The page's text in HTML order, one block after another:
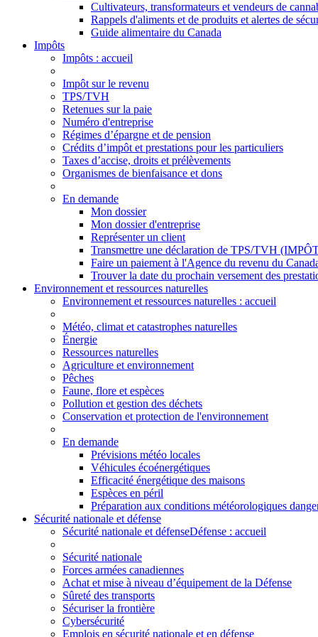
Cultivateurs, transformateurs et vendeurs de
Rappels d'aliments et de produits et alertes de
Guide alimentaire du Canada
Impôts
Impôts : accueil
Impôt sur le revenu
TPS/TVH
Retenues sur la paie
Numéro d'entreprise
Régimes d’épargne et de pension
Crédits d’impôt et prestations pour les particuliers
Taxes d’accise, droits et prélèvements
Organismes de bienfaisance et dons
En demande
Mon dossier
Mon dossier d'entreprise
Représenter un client
Transmettre une déclaration de TPS/TVH
Faire un paiement à l'Agence du revenu du
Trouver la date du prochain versement des
Environnement et ressources naturelles
Environnement et ressources naturelles : accueil
Météo, climat et catastrophes naturelles
Énergie
Ressources naturelles
Agriculture et environnement
Pêches
Faune, flore et espèces
Pollution et gestion des déchets
Conservation et protection de l'environnement
En demande
Prévisions météo locales
Véhicules écoénergétiques
Efficacité énergétique des maisons
Espèces en péril
Préparation aux conditions météorologiques
Sécurité nationale et défense
Sécurité nationale et défenseDéfense : accueil
Sécurité nationale
Forces armées canadiennes
Achat et mise à niveau d’équipement de la Défense
Sûreté des transports
Sécuriser la frontière
Cybersécurité
Emplois en sécurité nationale et en défense